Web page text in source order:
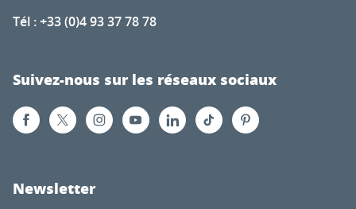
Tél : +33 (0)4 93 37 78 78
Suivez-nous sur les réseaux sociaux
Newsletter